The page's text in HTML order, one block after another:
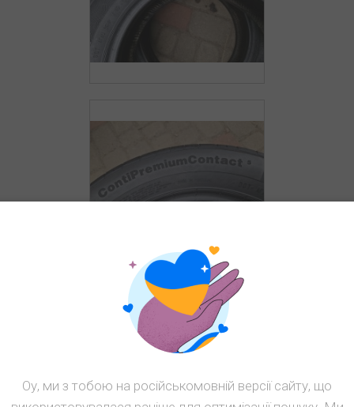
ПОХОЖИЕ
ТОВАРЫ
Оу, ми з тобою на російськомовній версії сайту, що